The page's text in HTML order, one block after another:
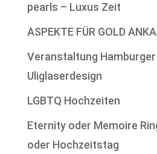
pearls – Luxus Zeit
ASPEKTE FÜR GOLD
Veranstaltung
Uliglaserdesign
LGBTQ Hochzeiten
Eternity oder Memoire
oder Hochzeitstag